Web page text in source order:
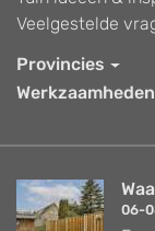
Veelgestelde
Provincies
Werkzaamheden
06-